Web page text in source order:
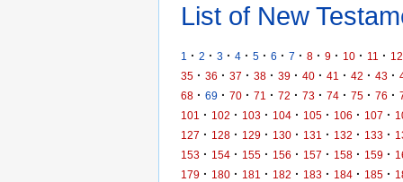
List of New
1 · 2 · 3 · 4 · 5 · 6 · 7 · 8 · 9 · 10 · 11 · 12
35 · 36 · 37 · 38 · 39 · 40 · 41 · 42 · 43 ·
68 · 69 · 70 · 71 · 72 · 73 · 74 · 75 · 76 ·
101
· 102 · 103 · 104 · 105 · 106 · 107 ·
127 · 128 · 129 · 130 · 131 · 132 · 133 ·
153 · 154 · 155 · 156 · 157 · 158 · 159 ·
179 · 180 · 181 · 182 · 183 · 184 · 185 ·